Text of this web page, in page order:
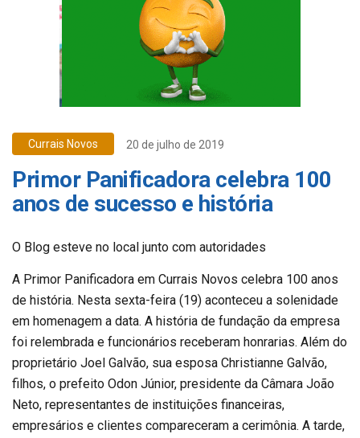
Currais Novos 20 de julho de 2019
Primor Panificadora celebra 100
anos de sucesso e história
O Blog esteve no local junto com autoridades
A Primor Panificadora em Currais Novos celebra 100 anos
de história. Nesta sexta-feira (19) aconteceu a solenidade
em homenagem a data. A história de fundação da empresa
foi relembrada e funcionários receberam honrarias. Além do
proprietário Joel Galvão, sua esposa Christianne Galvão,
filhos, o prefeito Odon Júnior, presidente da Câmara João
Neto, representantes de instituições financeiras,
empresários e clientes compareceram a cerimônia. A tarde,